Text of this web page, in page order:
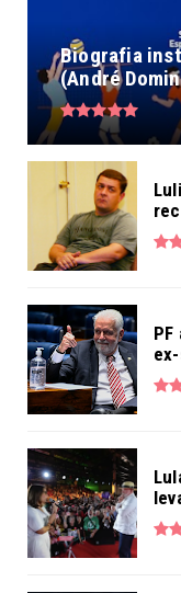
Biografia
(André
PF